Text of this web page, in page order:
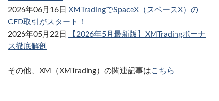
2026年06月16日 XMTradingでSpaceX（スペースX）の
CFD取引がスタート！
2026年05月22日
【2026年5月最新版】XMTradingボーナ
ス徹底解剖
その他、XM（XMTrading）の関連記事はこちら